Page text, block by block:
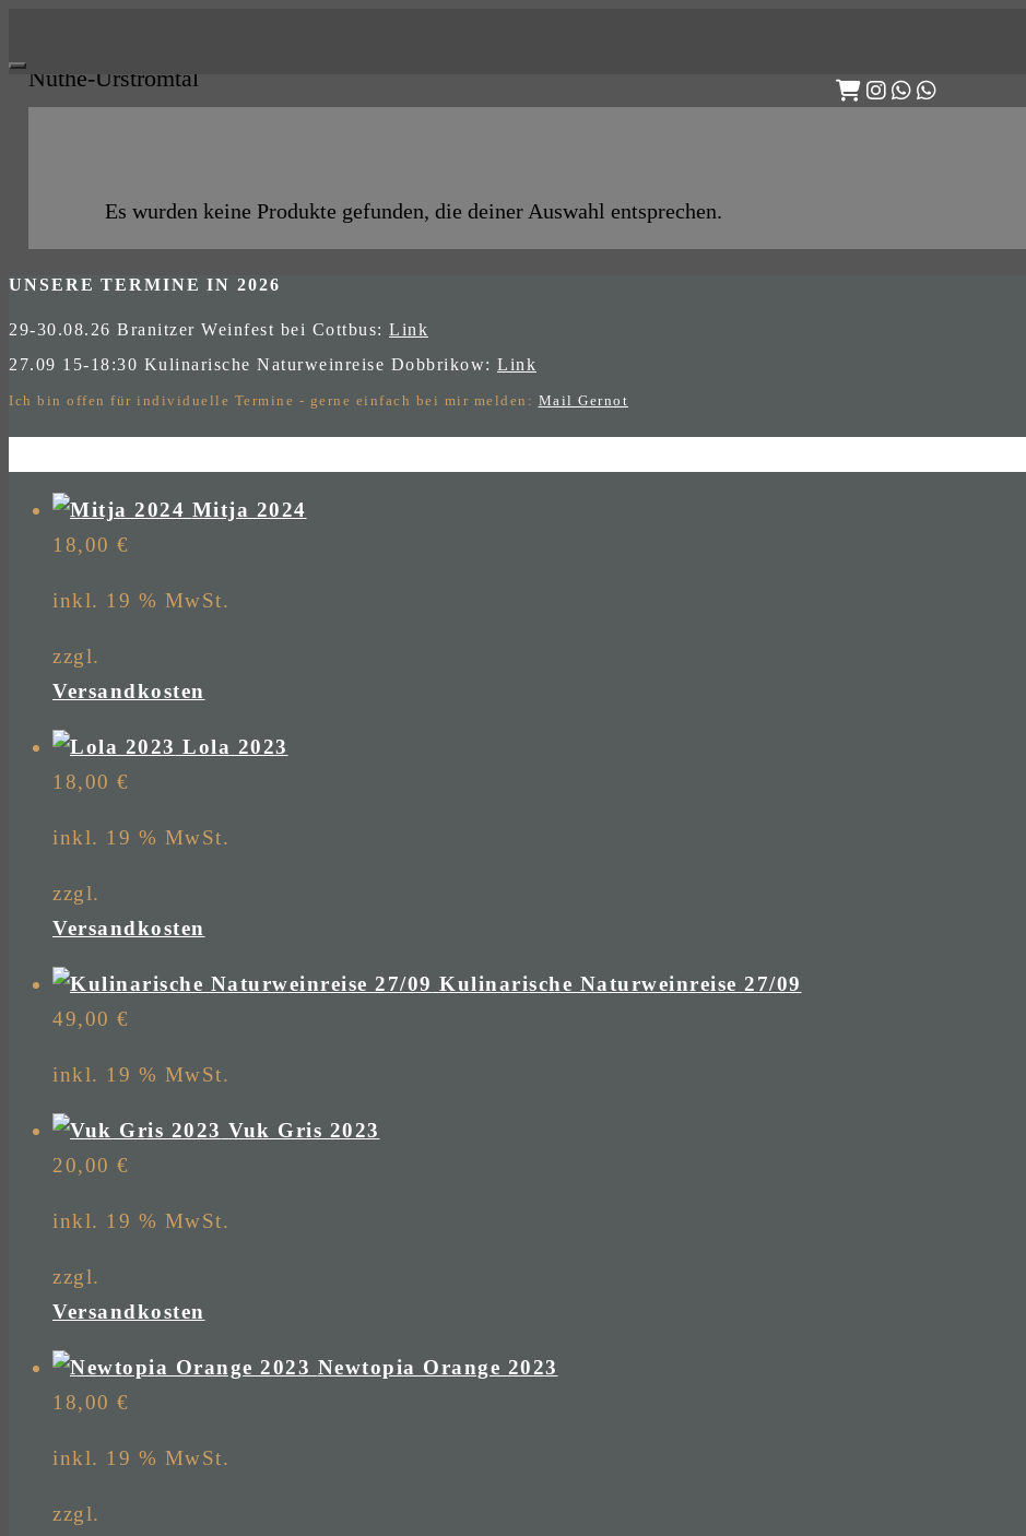
to
content
Nuthe-Urstromtal
Es wurden keine Produkte gefunden, die deiner Auswahl entsprechen.
UNSERE TERMINE IN 2026
29-30.08.26 Branitzer Weinfest bei Cottbus: Link
27.09 15-18:30 Kulinarische Naturweinreise Dobbrikow: Link
Ich bin offen für individuelle Termine - gerne einfach bei mir melden: Mail Gernot
Mitja 2024
18,00 €
inkl. 19 % MwSt.
zzgl.
Versandkosten
Lola 2023
18,00 €
inkl. 19 % MwSt.
zzgl.
Versandkosten
Kulinarische Naturweinreise 27/09
49,00 €
inkl. 19 % MwSt.
Vuk Gris 2023
20,00 €
inkl. 19 % MwSt.
zzgl.
Versandkosten
Newtopia Orange 2023
18,00 €
inkl. 19 % MwSt.
zzgl.